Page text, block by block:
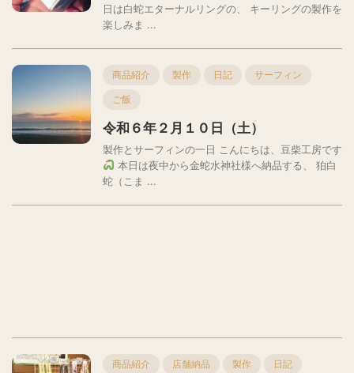
日は白蛇エターナルリングの、 キーリングの製作を
楽しみま ...
商品紹介 製作 日記 サーフィン
ご飯
令和６年２月１０日（土）
製作とサーフィンの一日 こんにちは、豆柴工房です
本日は夜中から金蛇水神社様へ納品する、 狛白
蛇（こま ...
商品紹介 店舗納品 製作 日記